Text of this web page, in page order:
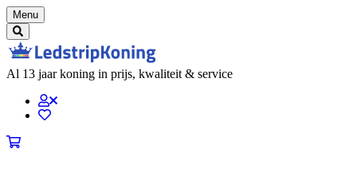
Menu
Al 13 jaar koning in prijs, kwaliteit & service